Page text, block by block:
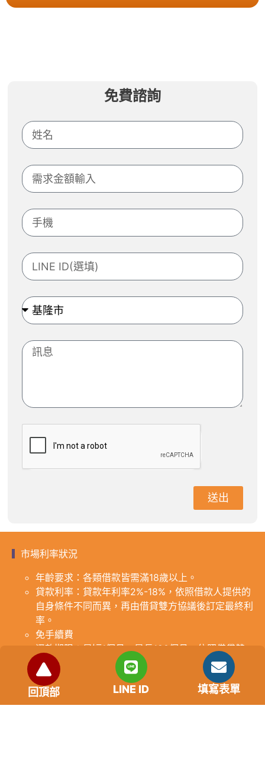
免費諮詢
送出
市場利率狀況
年齡要求：各類借款皆需滿18歲以上。
貸款利率：貸款年利率2%-18%，依照借款人提供的
自身條件不同而異，再由借貸雙方協議後訂定最終利
率。
免手續費
還款期限：最短1個月，最長180個月，依照借貸雙
方協議而訂。
範例試算：小明急需現金10萬元，經多方比較利率
後選定金主，雙方簽定於36個月內須還清借款，年
利率12%計算，每月利息1000元，無須手續費。
回頂部 LINE ID 填寫表單